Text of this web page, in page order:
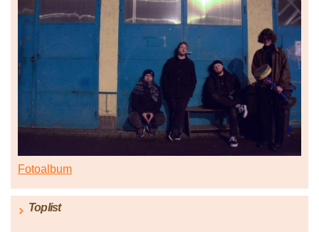
Fotoalbum
Toplist